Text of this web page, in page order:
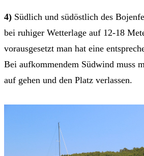
4) Südlich und südöstlich des
bei ruhiger Wetterlage auf 12-18
vorausgesetzt man hat eine
Bei aufkommendem Südwind muss
auf gehen und den Platz verlassen.